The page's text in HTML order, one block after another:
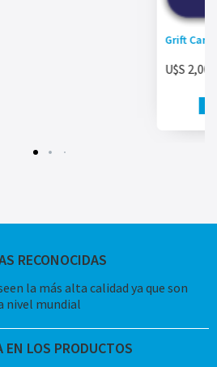
Grift
U$S
RECONOCIDAS
la más alta calidad ya que son
nivel mundial
EN LOS PRODUCTOS